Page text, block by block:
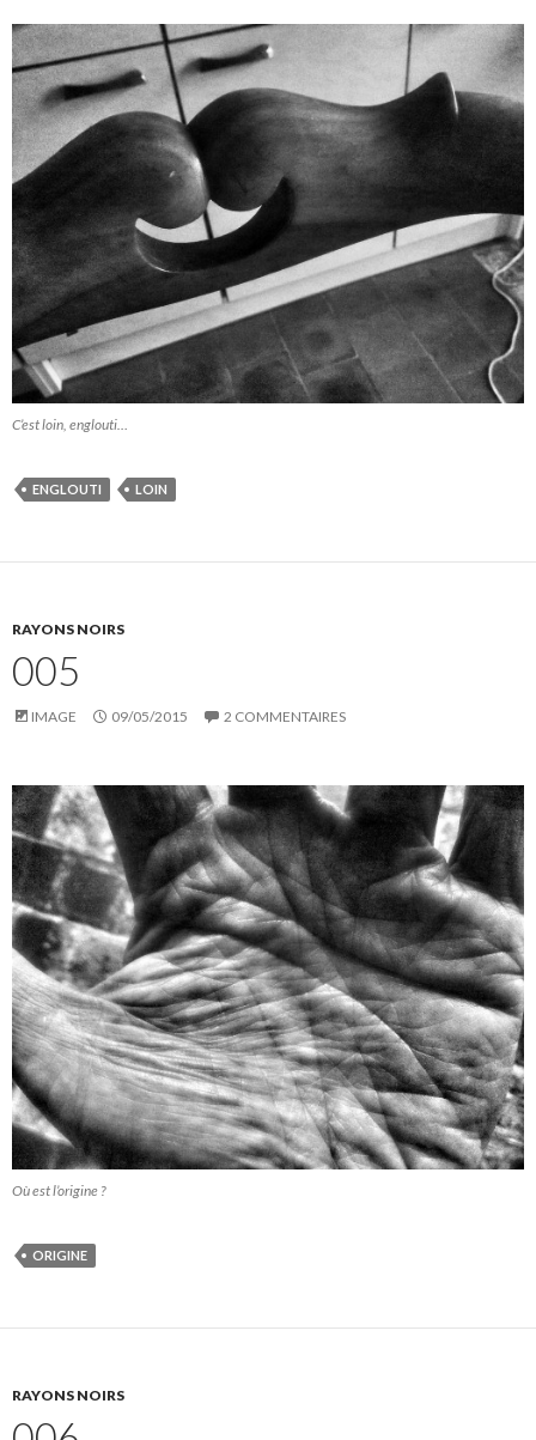
C’est loin, englouti…
ENGLOUTI LOIN
RAYONS NOIRS
005
IMAGE 09/05/2015 2 COMMENTAIRES
Où est l’origine ?
ORIGINE
RAYONS NOIRS